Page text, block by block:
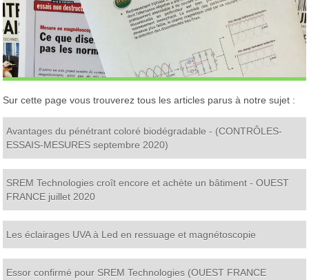
Sur cette page vous trouverez tous les articles parus à notre sujet :
Avantages du pénétrant coloré biodégradable - (CONTRÔLES-
ESSAIS-MESURES septembre 2020)
SREM Technologies croît encore et achète un bâtiment - OUEST
FRANCE juillet 2020
Les éclairages UVA à Led en ressuage et magnétoscopie
Essor confirmé pour SREM Technologies (OUEST FRANCE